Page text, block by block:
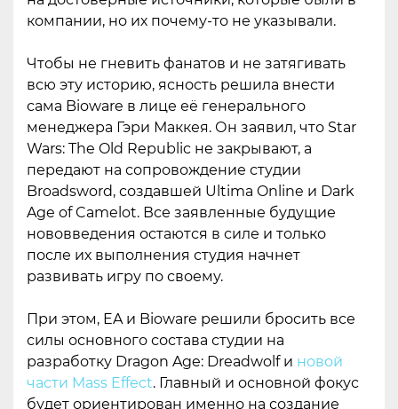
компании, но их почему-то не указывали.
Чтобы не гневить фанатов и не затягивать
всю эту историю, ясность решила внести
сама Bioware в лице её генерального
менеджера Гэри Маккея. Он заявил, что Star
Wars: The Old Republic не закрывают, а
передают на сопровождение студии
Broadsword, создавшей Ultima Online и Dark
Age of Camelot. Все заявленные будущие
нововведения остаются в силе и только
после их выполнения студия начнет
развивать игру по своему.
При этом, EA и Bioware решили бросить все
силы основного состава студии на
разработку Dragon Age: Dreadwolf и новой
части Mass Effect. Главный и основной фокус
будет ориентирован именно на создание